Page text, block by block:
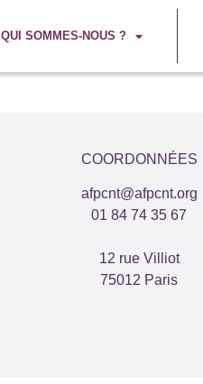
QUI SOMMES-NOUS ?
COORDONNÉES
afpcnt@afpcnt.org
01 84 74 35 67
12 rue Villiot
75012 Paris